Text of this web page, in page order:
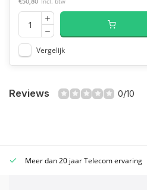
Vergelijk
Reviews 0/10
Meer dan 20 jaar Telecom ervaring